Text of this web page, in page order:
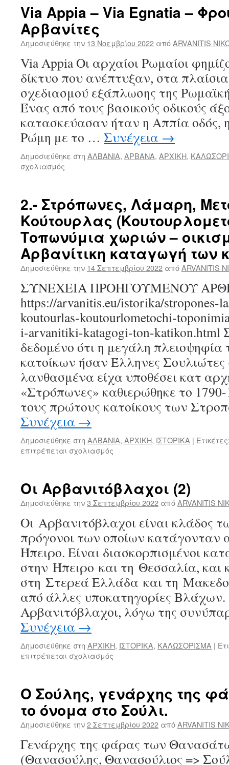
Via Appia – Via Egnatia –
Αρβανίτες
Δημοσιεύθηκε την 13 Νοεμβρίου 2022 απόARVANITIS
Via Appia Οι αρχαίοι Ρωμαίοι
δίκτυο που ανέπτυξαν, στα
σχεδιασμού εξάπλωσης της
Ένας από τους βασικούς οδικούς
κατασκεύασαν ήταν η Αππία οδός,
Ρώμη με το … Συνέχεια →
Δημοσιεύθηκε στη ΑΛΒΑΝΙΑ, ΑΡΒΑΝΑ, ΑΡΧΙΚΗ,
σχολιασμός
Via
Egnatia
–
Φρουρές
Stratioti
–
Αρβανίτες
2.- Στρόπωνες, Λάμαρη,
Κούτουρλας
Τοπωνύμια χωριών –
Αρβανίτικη καταγωγή των
Δημοσιεύθηκε την 14 Σεπτεμβρίου 2022 απόARVANITIS
ΣΥΝΕΧΕΙΑ ΠΡΟΗΓΟΥΜΕΝΟΥ
https://arvanitis.eu/istorika/stropones-
koutourlas-koutourlometochi-
i-arvanitiki-katagogi-ton-
δεδομένο ότι η μεγάλη
κατοίκων ήσαν Έλληνες Σουλιώτες
λανθασμένα είχα υποθέσει κατ
«Στρόπωνες» καθιερώθηκε το
τους πρώτους κατοίκους των
Συνέχεια →
Δημοσιεύθηκε στη ΑΛΒΑΝΙΑ, ΑΡΧΙΚΗ, ΙΣΤΟΡΙΚΑ |
επιτρέπεται σχολιασμός
Λάμαρη,
Μετόχι
και
(Κουτουρλομετόχι)
Τοπωνύμια
χωριών
οικισμών
και
η
Αρβανίτικη
καταγωγή
Οι Αρβανιτόβλαχοι (2)
Δημοσιεύθηκε την3 Σεπτεμβρίου 2022 απόARVANITIS
Οι Αρβανιτόβλαχοι είναι κλάδος
πρόγονοι των οποίων κατάγονταν
Ήπειρο. Είναι διασκορπισμένοι
στην Ήπειρο και τη Θεσσαλία, και
στη Στερεά Ελλάδα και τη
από άλλες υποκατηγορίες
Αρβανιτόβλαχοι, λόγω της
Συνέχεια →
Δημοσιεύθηκε στη ΑΡΧΙΚΗ, ΙΣΤΟΡΙΚΑ, ΚΑΛΩΣΟΡΙΣΜΑ |
επιτρέπεται σχολιασμός
Ο Σούλης, γενάρχης της
το όνομα στο Σούλι.
Δημοσιεύθηκε την2 Σεπτεμβρίου 2022 απόARVANITIS
Γενάρχης της φάρας των
(Θανασούλης, Θανασούλιος =>